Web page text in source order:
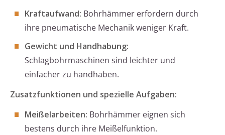
Kraftaufwand: Bohrhämmer erfordern durch
ihre pneumatische Mechanik weniger Kraft.
Gewicht und Handhabung:
Schlagbohrmaschinen sind leichter und
einfacher zu handhaben.
Zusatzfunktionen und spezielle Aufgaben:
Meißelarbeiten: Bohrhämmer eignen sich
bestens durch ihre Meißelfunktion.